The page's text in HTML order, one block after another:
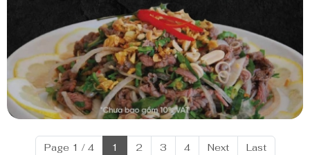
Page 1 / 4 1 2 3 4 Next Last